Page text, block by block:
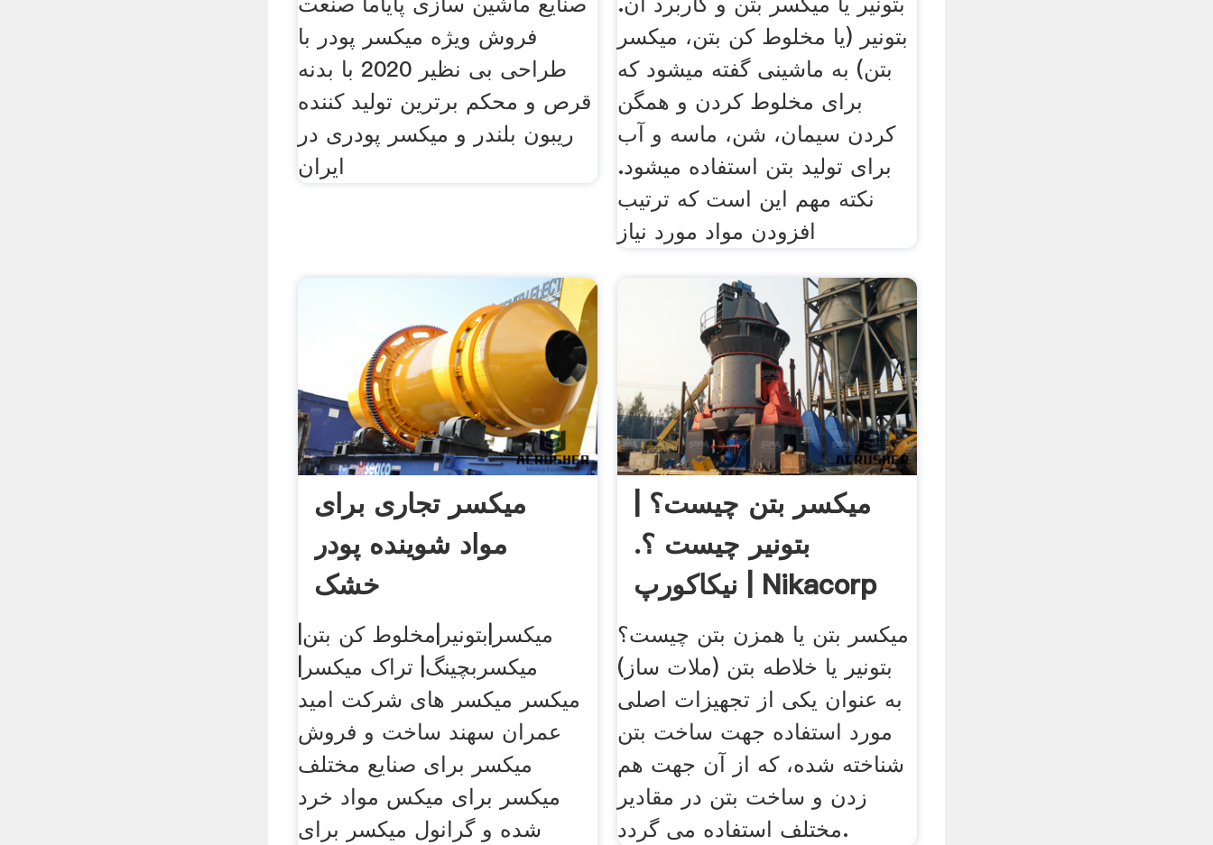
فروش ویژه میکسر پودر با
طراحی بی نظیر 2020 با بدنه
قرص و محکم برترین تولید کننده
ریبون بلندر و میکسر پودری در
ایران
بتونیر (یا مخلوط‌ کن بتن، میکسر
بتن) به ماشینی گفته میشود که
برای مخلوط کردن و همگن
کردن سیمان، شن، ماسه و آب
برای تولید بتن استفاده میشود.
نکته مهم این است که ترتیب
افزودن مواد مورد نیاز
میکسر تجاری برای
مواد شوینده پودر
خشک
میکسر|بتونیر|مخلوط کن بتن|
میکسربچینگ| تراک میکسر|
میکسر میکسر های شرکت امید
عمران سهند ساخت و فروش
میکسر برای صنایع مختلف
میکسر برای میکس مواد خرد
شده و گرانول میکسر برای
میکسر بتن چیست؟ |
بتونیر چیست ؟.
نیکاکورپ | Nikacorp
میکسر بتن یا همزن بتن چیست؟
بتونیر یا خلاطه بتن (ملات ساز)
به عنوان یکی از تجهیزات اصلی
مورد استفاده جهت ساخت بتن
شناخته شده، که از آن جهت هم
زدن و ساخت بتن در مقادیر
مختلف استفاده می گردد.